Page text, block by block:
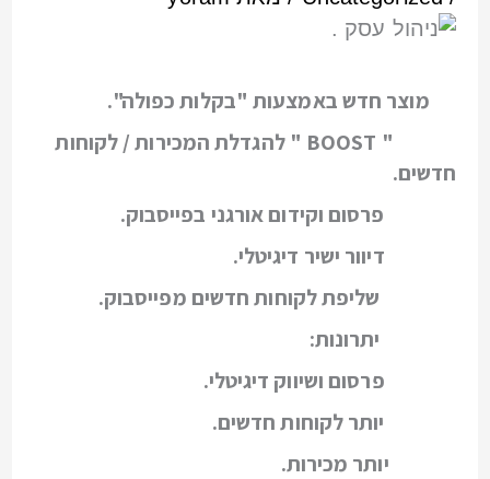
מוצר חדש באמצעות "בקלות כפולה".
BOOST" להגדלת המכירות / לקוחות
חדשים.
פרסום וקידום אורגני בפייסבוק.
דיוור ישיר דיגיטלי.
שליפת לקוחות חדשים מפייסבוק.
יתרונות:
פרסום ושיווק דיגיטלי.
יותר לקוחות חדשים.
יותר מכירות.